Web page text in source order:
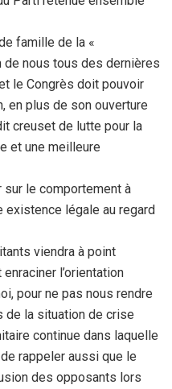
famille de la «
de nous tous des dernières
le Congrès doit pouvoir
en plus de son ouverture
creuset de lutte pour la
et une meilleure
le comportement à
existence légale au regard
viendra à point
l’orientation
pour ne pas nous rendre
de la situation de crise
continue dans laquelle
rappeler aussi que le
des opposants lors